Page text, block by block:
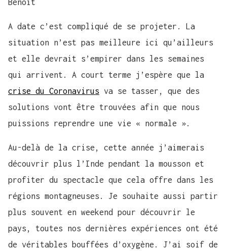
Benoit
A date c’est compliqué de se projeter. La
situation n’est pas meilleure ici qu’ailleurs
et elle devrait s’empirer dans les semaines
qui arrivent. A court terme j’espère que la
crise du Coronavirus va se tasser, que des
solutions vont être trouvées afin que nous
puissions reprendre une vie « normale ».
Au-delà de la crise, cette année j’aimerais
découvrir plus l’Inde pendant la mousson et
profiter du spectacle que cela offre dans les
régions montagneuses. Je souhaite aussi partir
plus souvent en weekend pour découvrir le
pays, toutes nos dernières expériences ont été
de véritables bouffées d’oxygène. J’ai soif de